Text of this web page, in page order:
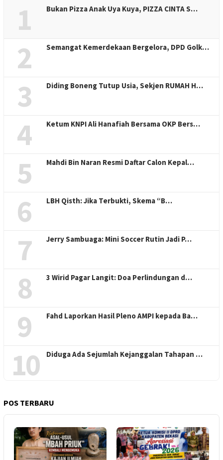
1 Bukan Pizza Anak Uya Kuya, PIZZA CINTA S…
2 Semangat Kemerdekaan Bergelora, DPD Golk…
3 Diding Boneng Tutup Usia, Sekjen RUMAH H…
4 Ketum KNPI Ali Hanafiah Bersama OKP Bers…
5 Mahdi Bin Naran Resmi Daftar Calon Kepal…
6 LBH Qisth: Jika Terbukti, Skema “B…
7 Jerry Sambuaga: Mini Soccer Rutin Jadi P…
8 3 Wirid Pagar Langit: Doa Perlindungan d…
9 Fahd Laporkan Hasil Pleno AMPI kepada Ba…
10 Diduga Ada Sejumlah Kejanggalan Tahapan …
POS TERBARU